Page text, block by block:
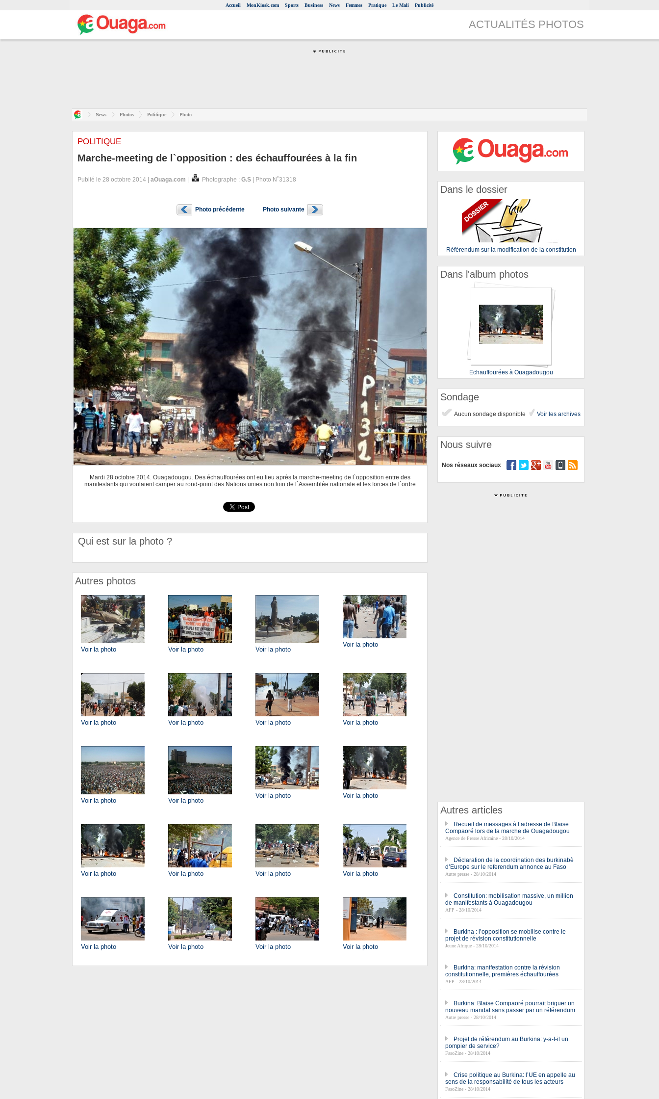
Accueil MonKiosk.com Sports Business News Femmes Pratique Le Mali Publicité
ACTUALITÉS PHOTOS
News Photos Politique Photo
POLITIQUE
Marche-meeting de l`opposition : des échauffourées à la fin
Publié le 28 octobre 2014 | aOuaga.com Photographe : G.S | Photo N˚31318
Photo précédente Photo suivante
Mardi 28 octobre 2014. Ouagadougou. Des échauffourées ont eu lieu après la marche-meeting de l`opposition entre des
manifestants qui voulaient camper au rond-point des Nations unies non loin de l`Assemblée nationale et les forces de l`ordre
Qui est sur la photo ?
Autres photos
Voir la photo Voir la photo Voir la photo
Voir la photo
Voir la photo Voir la photo Voir la photo Voir la photo
Voir la photo Voir la photo
Voir la photo Voir la photo
Voir la photo Voir la photo Voir la photo Voir la photo
Voir la photo Voir la photo Voir la photo Voir la photo
Dans le dossier
Référendum sur la modification de la constitution
Dans l'album photos
Echauffourées à Ouagadougou
Sondage
Aucun sondage disponible Voir les archives
Nous suivre
Nos réseaux sociaux
Autres articles
Recueil de messages à l’adresse de Blaise
Compaoré lors de la marche de Ouagadougou
Agence de Presse Africaine - 28/10/2014
Déclaration de la coordination des burkinabè
d’Europe sur le referendum annonce au Faso
Autre presse - 28/10/2014
Constitution: mobilisation massive, un million
de manifestants à Ouagadougou
AFP - 28/10/2014
Burkina : l’opposition se mobilise contre le
projet de révision constitutionnelle
Jeune Afrique - 28/10/2014
Burkina: manifestation contre la révision
constitutionnelle, premières échauffourées
AFP - 28/10/2014
Burkina: Blaise Compaoré pourrait briguer un
nouveau mandat sans passer par un référendum
Autre presse - 28/10/2014
Projet de référendum au Burkina: y-a-t-il un
pompier de service?
FasoZine - 28/10/2014
Crise politique au Burkina: l’UE en appelle au
sens de la responsabilité de tous les acteurs
FasoZine - 28/10/2014